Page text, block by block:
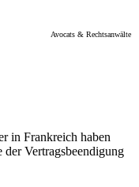
Avocats & Rechtsanwälte
in Frankreich haben
Vertragsbeendigung